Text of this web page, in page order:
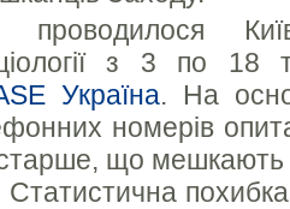
проводилося
з 3 по
Україна. На
номерів
старше, що мешкають